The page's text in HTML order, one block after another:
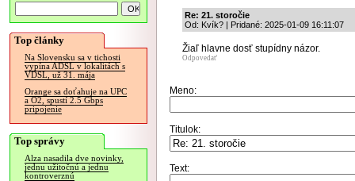
Top články
Na Slovensku sa v tichosti
vypína ADSL v lokalitách s
VDSL, už 31. mája
Orange sa doťahuje na UPC
a O2, spustí 2.5 Gbps
pripojenie
Top správy
Alza nasadila dve novinky,
jednu užitočnú a jednu
kontroverznú
Re: 21. storočie
Od: Kvík? | Pridané: 2025-01-09 16:11:07
Žiaľ hlavne dosť stupídny názor.
Odpovedať
Meno:
Titulok:
Text: